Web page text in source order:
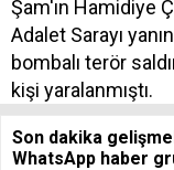
Şam'ın Hamidiye
Adalet Sarayı
bombalı terör
kişi yaralanmıştı.
Son dakika
WhatsApp haber